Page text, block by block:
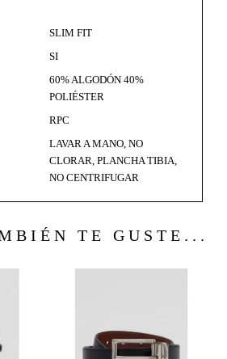
SLIM FIT
SI
60% ALGODÓN 40%
POLIÉSTER
RPC
LAVAR A MANO, NO
CLORAR, PLANCHA TIBIA,
NO CENTRIFUGAR
TE GUSTE...